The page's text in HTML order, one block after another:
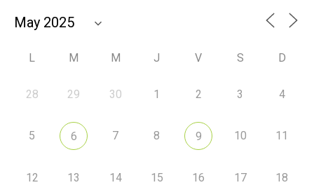
L M M J V S D
28 29 30 1 2 3 4
5 6 7 8 9 10 11
12 13 14 15 16 17 18